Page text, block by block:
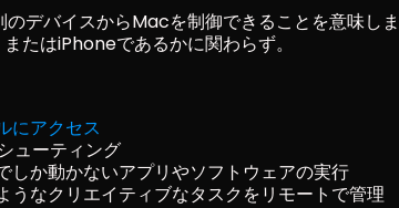
のデバイスからMacを制御できることを意味し
たはiPhoneであるかに関わらず。
にアクセス
ューティング
しか動かないアプリやソフトウェアの実行
うなクリエイティブなタスクをリモートで管理